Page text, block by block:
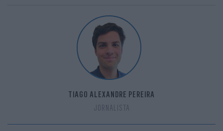
TIAGO ALEXANDRE PEREIRA
JORNALISTA